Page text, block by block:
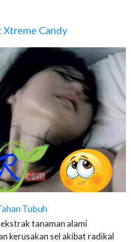
Xtreme Candy
Tubuh
tanaman alami
kerusakan sel akibat radikal